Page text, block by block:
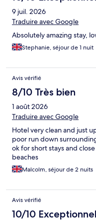
9 juil. 2026
Traduire avec Google
Absolutely amazing stay,
Stephanie, séjour de 1 nuit
Avis vérifié
8/10 Très bien
1 août 2026
Traduire avec Google
Hotel very clean and just
poor run down
ok for short stays and
beaches
Malcolm, séjour de 2 nuits
Avis vérifié
10/10 Exceptionnel